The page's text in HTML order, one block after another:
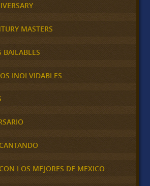
MASTERS
BAILABLES
INOLVIDABLES
LOS MEJORES DE MEXICO